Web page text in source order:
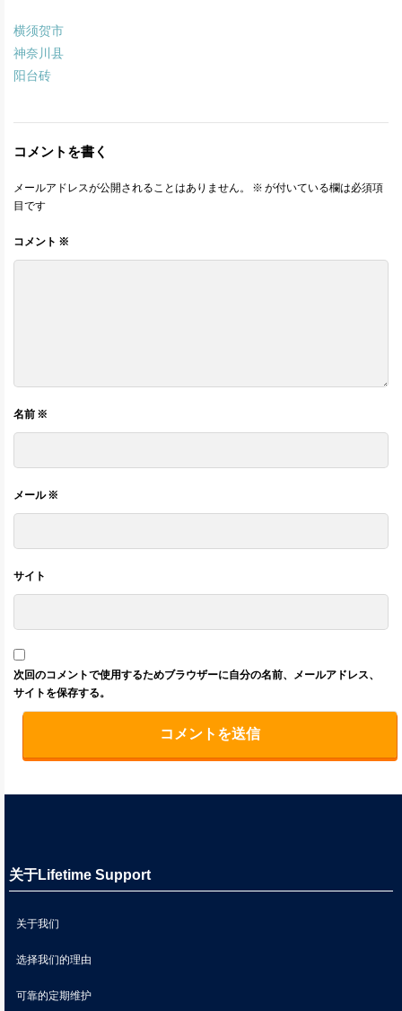
横须贺市
神奈川县
阳台砖
コメントを書く
メールアドレスが公開されることはありません。 ※ が付いている欄は必須項
目です
コメント ※
名前 ※
メール※
サイト
次回のコメントで使用するためブラウザーに自分の名前、メールアドレス、
サイトを保存する。
关于Lifetime Support
关于我们
选择我们的理由
可靠的定期维护